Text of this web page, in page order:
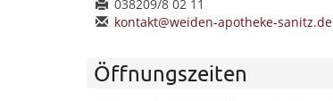
038209/8 02 11
kontakt@weiden-apotheke-sanitz.de
Öffnungszeiten